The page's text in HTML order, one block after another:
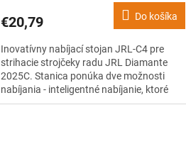
€20,79 Do košíka
Inovatívny nabíjací stojan JRL-C4 pre
strihacie strojčeky radu JRL Diamante
2025C. Stanica ponúka dve možnosti
nabíjania - inteligentné nabíjanie, ktoré
vedia predĺžiť životnosť batérie, a rýchlo-